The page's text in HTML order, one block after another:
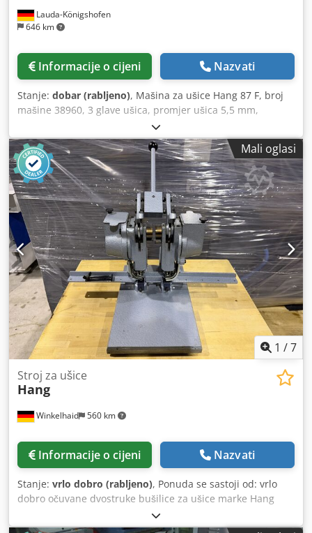
Lauda-Königshofen
646 km
Informacije o cijeni Nazvati
Stanje: dobar (rabljeno), Mašina za ušice Hang 87 F, broj
mašine 38960, 3 glave ušica, promjer ušica 5,5 mm,
unutarnji promjer 5 mm, uređaj za usisavanje otpada, u
dobrom stanju, odmah dostupno Dodjilufqepfx Ahpowa
Mali oglasi
1 /7
Winkelhaid 560 km
Stroj za ušice
Hang
Informacije o cijeni Nazvati
Stanje: vrlo dobro (rabljeno), Ponuda se sastoji od: vrlo
dobro očuvane dvostruke bušilice za ušice marke Hang